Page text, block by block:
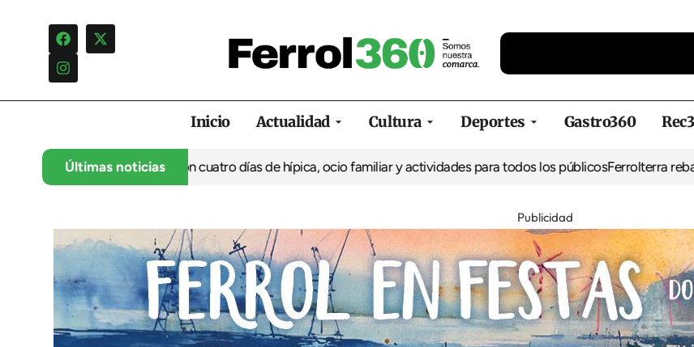
Inicio Actualidad Cultura Deportes Gastro360
Últimas noticias
su 35º aniversario con cuatro días de hípica, ocio familiar y actividades para todos los públicosFerrolterra rebate a
Publicidad